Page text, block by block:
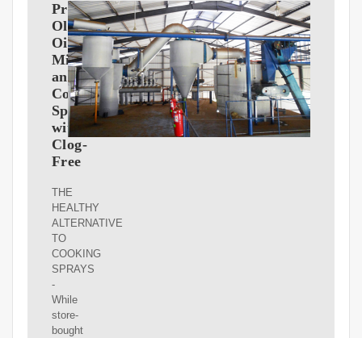
Premium
Olive
Oil
Mister
and
Cooking
Sprayer
with
Clog-
Free
THE
HEALTHY
ALTERNATIVE
TO
COOKING
SPRAYS
-
While
store-
bought